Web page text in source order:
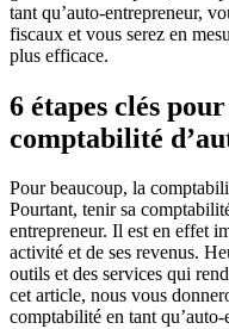
tant qu’auto-entrepreneur,
fiscaux et vous serez en
plus efficace.
6 étapes clés
comptabilité
Pour beaucoup, la
Pourtant, tenir sa
entrepreneur. Il est en effet
activité et de ses revenus.
outils et des services qui
cet article, nous vous
comptabilité en tant qu’auto-